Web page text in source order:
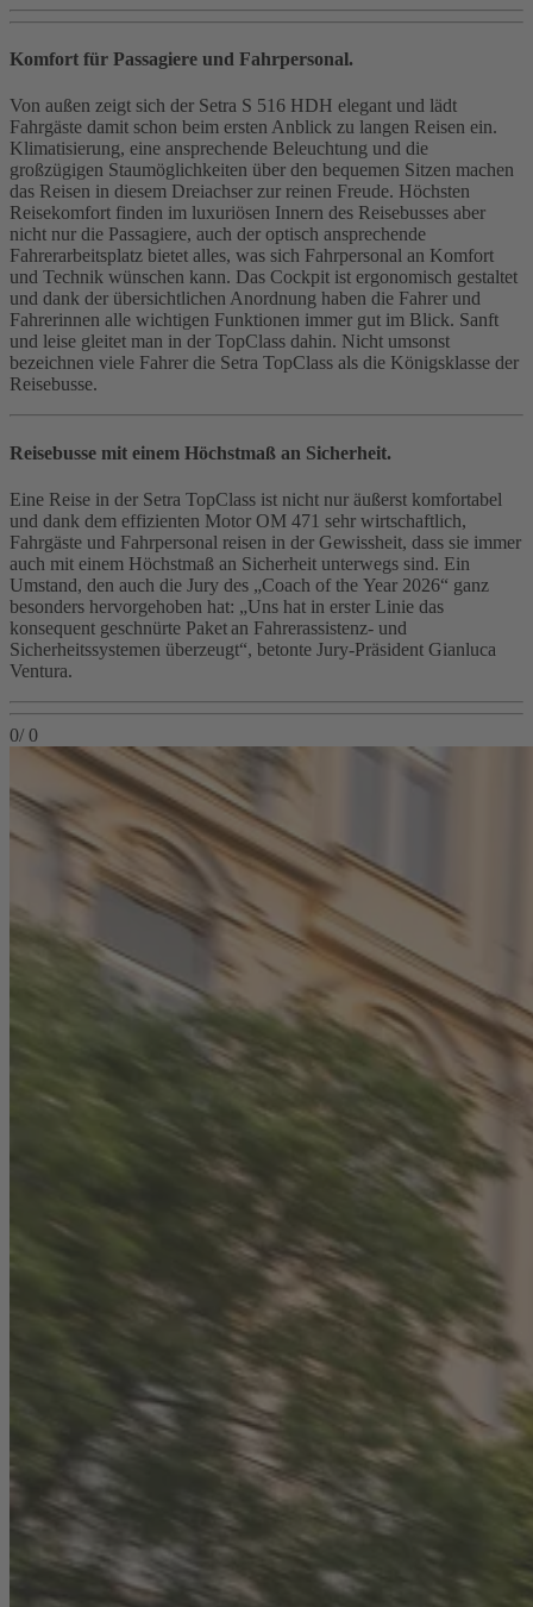
Komfort für Passagiere und Fahrpersonal.
Von außen zeigt sich der Setra S 516 HDH elegant und lädt
Fahrgäste damit schon beim ersten Anblick zu langen Reisen ein.
Klimatisierung, eine ansprechende Beleuchtung und die
großzügigen Staumöglichkeiten über den bequemen Sitzen machen
das Reisen in diesem Dreiachser zur reinen Freude. Höchsten
Reisekomfort finden im luxuriösen Innern des Reisebusses aber
nicht nur die Passagiere, auch der optisch ansprechende
Fahrerarbeitsplatz bietet alles, was sich Fahrpersonal an Komfort
und Technik wünschen kann. Das Cockpit ist ergonomisch gestaltet
und dank der übersichtlichen Anordnung haben die Fahrer und
Fahrerinnen alle wichtigen Funktionen immer gut im Blick. Sanft
und leise gleitet man in der TopClass dahin. Nicht umsonst
bezeichnen viele Fahrer die Setra TopClass als die Königsklasse der
Reisebusse.
Reisebusse mit einem Höchstmaß an Sicherheit.
Eine Reise in der Setra TopClass ist nicht nur äußerst komfortabel
und dank dem effizienten Motor OM 471 sehr wirtschaftlich,
Fahrgäste und Fahrpersonal reisen in der Gewissheit, dass sie immer
auch mit einem Höchstmaß an Sicherheit unterwegs sind. Ein
Umstand, den auch die Jury des „Coach of the Year 2026“ ganz
besonders hervorgehoben hat: „Uns hat in erster Linie das
konsequent geschnürte Paket an Fahrerassistenz- und
Sicherheitssystemen überzeugt“, betonte Jury‑Präsident Gianluca
Ventura.
0/ 0